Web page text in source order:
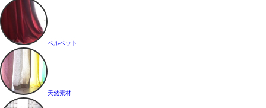
ベルベット
天然素材